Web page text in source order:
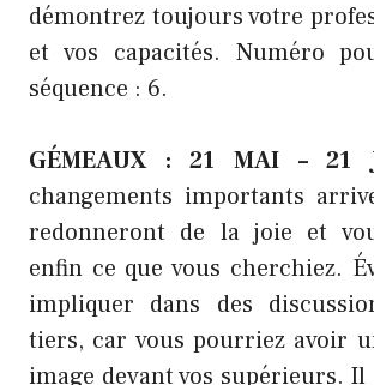
démontrez toujours votre
et vos capacités. Numéro
séquence : 6.
GÉMEAUX : 21 MAI – 21
changements importants
redonneront de la joie et
enfin ce que vous cherchiez.
impliquer dans des
tiers, car vous pourriez avoir
image devant vos supérieurs. Il